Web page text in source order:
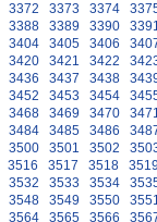
3372 3373 3374
3388 3389 3390
3404 3405 3406
3420 3421 3422
3436 3437 3438
3452 3453 3454
3468 3469 3470
3484 3485 3486
3500 3501 3502
3516 3517 3518
3532 3533 3534
3548 3549 3550
3564 3565 3566